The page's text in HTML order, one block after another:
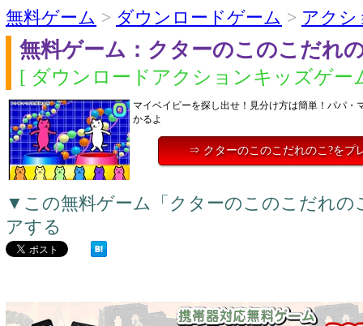
無料ゲーム > ダウンロードゲーム > アクシ
無料ゲーム：クターのこのこだれ
[ ダウンロードアクションキッズゲー
マイベイビーを探し出せ！見分け方は簡単！パパ・
かるよ
⇒ クターのこのこだれのこ?をプ
▼この無料ゲーム「クターのこのこだれの
アする